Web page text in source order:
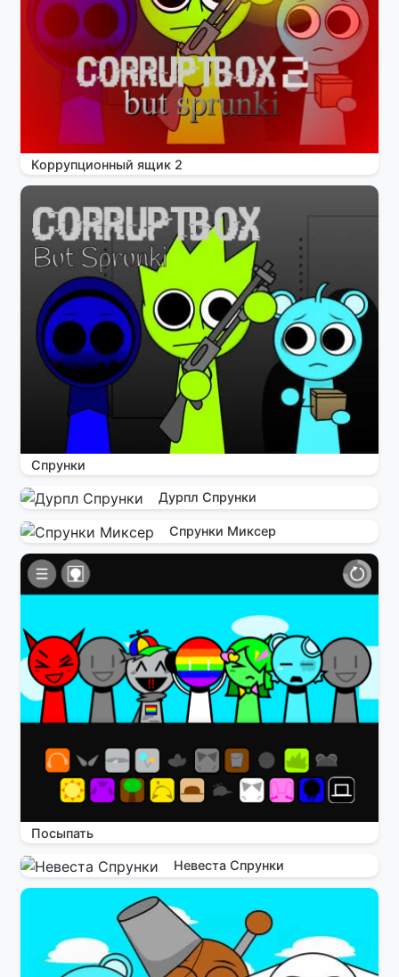
Коррупционный ящик 2
Спрунки
Дурпл Спрунки
Спрунки Миксер
Посыпать
Невеста Спрунки